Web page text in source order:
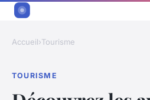
Accueil›Tourisme
TOURISME